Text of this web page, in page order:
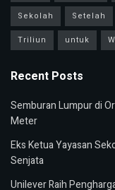
Sekolah
Setelah
Triliun
untuk
Recent Posts
Semburan Lumpur di
Meter
Eks Ketua Yayasan
Senjata
Unilever Raih